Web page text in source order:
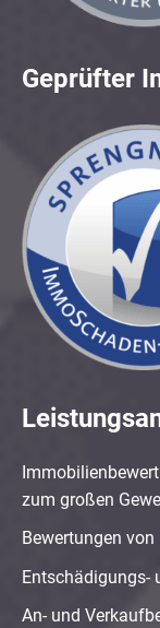
Geprüfter
zum großen
Bewertungen
Entschädigungs-
An- und